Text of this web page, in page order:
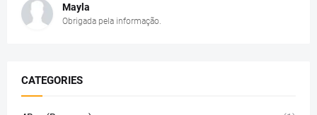
Mayla
Obrigada pela informação.
CATEGORIES